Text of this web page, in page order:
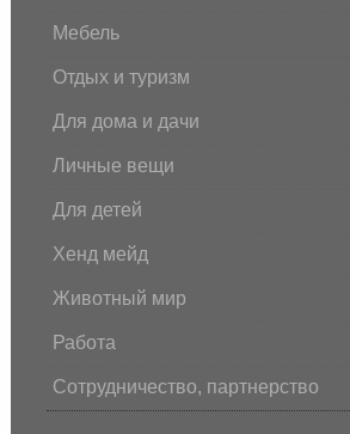
Мебель
Отдых и туризм
Для дома и дачи
Личные вещи
Для детей
Хенд мейд
Животный мир
Работа
Сотрудничество, партнерство